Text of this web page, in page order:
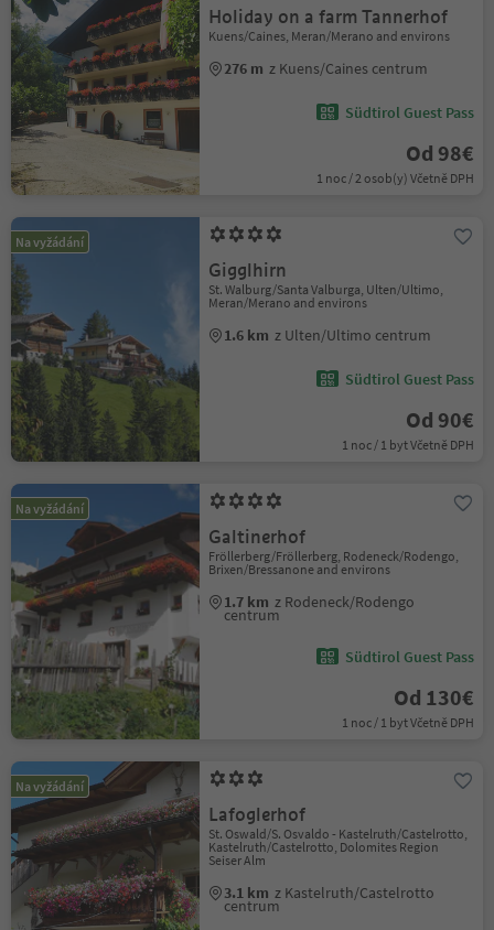
Holiday on a farm Tannerhof
Kuens/Caines, Meran/Merano and environs
276 m z Kuens/Caines centrum
Südtirol Guest Pass
Od 98€
1 noc / 2 osob(y) Včetně DPH
Na vyžádání
Gigglhirn
St. Walburg/Santa Valburga, Ulten/Ultimo,
Meran/Merano and environs
1.6 km z Ulten/Ultimo centrum
Südtirol Guest Pass
Od 90€
1 noc / 1 byt Včetně DPH
Na vyžádání
Galtinerhof
Fröllerberg/Fröllerberg, Rodeneck/Rodengo,
Brixen/Bressanone and environs
1.7 km z Rodeneck/Rodengo
centrum
Südtirol Guest Pass
Od 130€
1 noc / 1 byt Včetně DPH
Na vyžádání
Lafoglerhof
St. Oswald/S. Osvaldo - Kastelruth/Castelrotto,
Kastelruth/Castelrotto, Dolomites Region
Seiser Alm
3.1 km z Kastelruth/Castelrotto
centrum